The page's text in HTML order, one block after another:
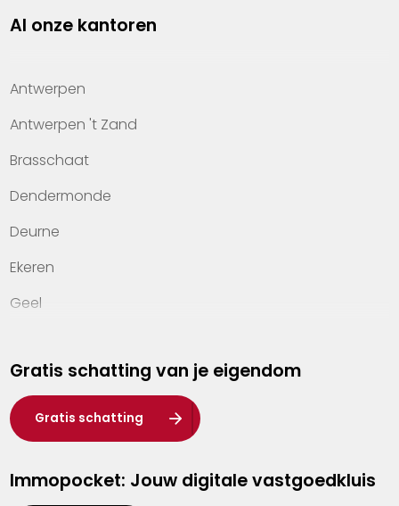
Property management
Kennis van wonen
Kantoren
Veelgestelde vragen
Werken bij Heylen Vastgoed
Contact
Al onze kantoren
Antwerpen
Antwerpen 't Zand
Brasschaat
Dendermonde
Deurne
Ekeren
Geel
Hasselt
Heist-op-den-Berg
Herentals
Kalmthout
Gratis schatting van je eigendom
Gratis schatting
Immopocket: Jouw digitale vastgoedkluis